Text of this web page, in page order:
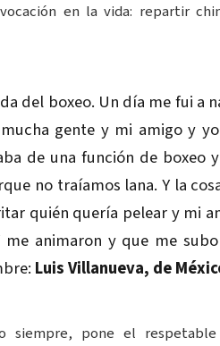
en la vida: repartir
del boxeo. Un día me fui a
gente y mi amigo y
de una función de boxeo
no traíamos lana. Y la
quién quería pelear y mi
animaron y que me
Luis Villanueva, de
siempre, pone el